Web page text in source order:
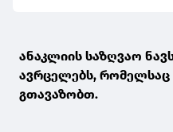
ანაკლიის საზღვაო
ავრცელებს,
გთავაზობთ.